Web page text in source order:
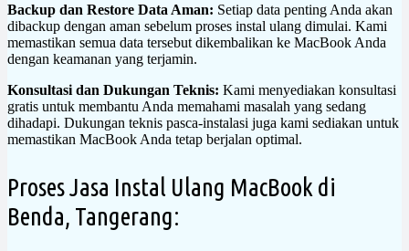
Backup dan Restore Data Aman: Setiap data penting Anda akan
dibackup dengan aman sebelum proses instal ulang dimulai. Kami
memastikan semua data tersebut dikembalikan ke MacBook Anda
dengan keamanan yang terjamin.
Konsultasi dan Dukungan Teknis: Kami menyediakan konsultasi
gratis untuk membantu Anda memahami masalah yang sedang
dihadapi. Dukungan teknis pasca-instalasi juga kami sediakan untuk
memastikan MacBook Anda tetap berjalan optimal.
Proses Jasa Instal Ulang MacBook di
Benda, Tangerang: